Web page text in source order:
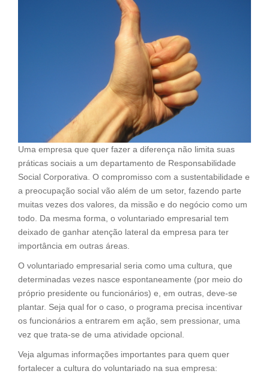
Uma empresa que quer fazer a diferença não limita suas
práticas sociais a um departamento de Responsabilidade
Social Corporativa. O compromisso com a sustentabilidade e
a preocupação social vão além de um setor, fazendo parte
muitas vezes dos valores, da missão e do negócio como um
todo. Da mesma forma, o voluntariado empresarial tem
deixado de ganhar atenção lateral da empresa para ter
importância em outras áreas.
O voluntariado empresarial seria como uma cultura, que
determinadas vezes nasce espontaneamente (por meio do
próprio presidente ou funcionários) e, em outras, deve-se
plantar. Seja qual for o caso, o programa precisa incentivar
os funcionários a entrarem em ação, sem pressionar, uma
vez que trata-se de uma atividade opcional.
Veja algumas informações importantes para quem quer
fortalecer a cultura do voluntariado na sua empresa: